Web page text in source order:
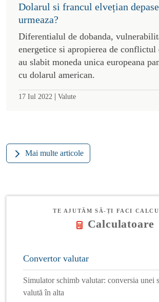
Dolarul si francul elvețian
urmeaza?
Diferentialul de dobanda,
energetice si apropierea de
au slabit moneda unica europeana
cu dolarul american.
17 Iul 2022 | Valute
Mai multe articole
TE AJUTĂM SĂ-ȚI FACI
Calculatoare
Convertor valutar
Simulator schimb valutar: conversia unei
valută în alta